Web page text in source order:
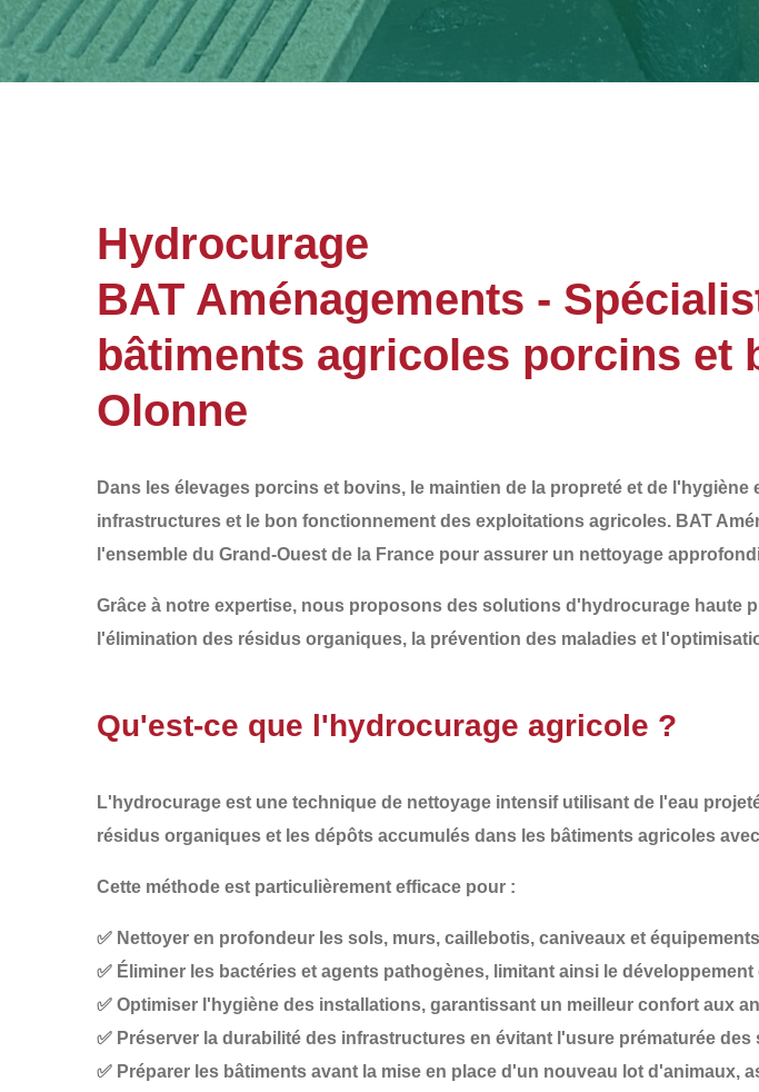
Hydrocurage
BAT Aménagements -
bâtiments agricoles porcins et
Olonne
Dans les élevages porcins et bovins, le maintien de la propreté et de l'hygiène
infrastructures et le bon fonctionnement des exploitations agricoles. BAT
l'ensemble du Grand-Ouest de la France pour assurer un nettoyage
Grâce à notre expertise, nous proposons des solutions d' hydrocurage haute
l'élimination des résidus organiques, la prévention des maladies et
Qu'est-ce que l'hydrocurage agricole ?
L' hydrocurage est une technique de nettoyage intensifutilisant de l'eau
résidus organiques et les dépôts accumulés dans les bâtiments agricoles
Cette méthode est particulièrement efficace pour :
✅ Nettoyer en profondeur les sols, murs, caillebotis, caniveaux et
✅ Éliminer les bactéries et agents pathogènes, limitant ainsi le développement
✅ Optimiser l'hygiène des installations, garantissant un meilleur confort aux
✅ Préserver la durabilité des infrastructures en évitant l'usure prématurée des
✅ Préparer les bâtiments avant la mise en place d'un nouveau lot d'animaux,